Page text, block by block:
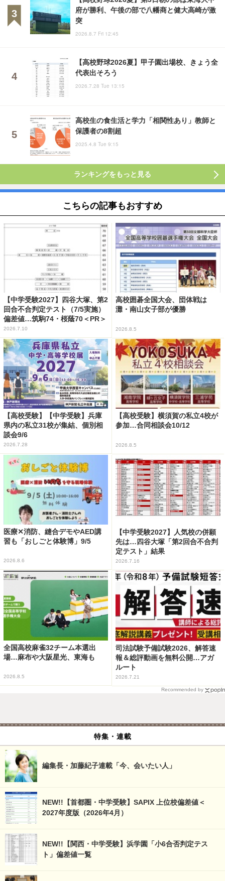
府が勝利、午後の部で八幡商と健大高崎が激
突
2026.8.7 Fri 12:45
【高校野球2026夏】甲子園出場校、きょう全
代表出そろう
2026.7.28 Tue 13:15
高校生の食生活と学力「相関性あり」教師と
保護者の8割超
2025.4.8 Tue 9:15
ランキングをもっと見る
こちらの記事もおすすめ
【中学受験2027】四谷大塚、第2
回合不合判定テスト（7/5実施）
偏差値…筑駒74・桜蔭70＜PR＞
2026.7.10
高校囲碁全国大会、団体戦は
灘・南山女子部が優勝
2026.8.5
【高校受験】【中学受験】兵庫
県内の私立31校が集結、個別相
談会9/6
2026.7.28
【高校受験】横須賀の私立4校が
参加…合同相談会10/12
2026.8.5
医療✕消防、縫合デモやAED講
習も「おしごと体験博」9/5
2026.8.6
【中学受験2027】人気校の併願
先は…四谷大塚「第2回合不合判
定テスト」結果
2026.7.16
全国高校麻雀32チーム本選出
場…麻布や大阪星光、東海も
2026.8.5
司法試験予備試験2026、解答速
報＆総評動画を無料公開…アガ
ルート
2026.7.21
Recommended by
特集・連載
編集長・加藤紀子連載「今、会いたい人」
NEW!!【首都圏・中学受験】SAPIX 上位校偏差値＜
2027年度版（2026年4月）
NEW!!【関西・中学受験】浜学園「小6合否判定テス
ト」偏差値一覧